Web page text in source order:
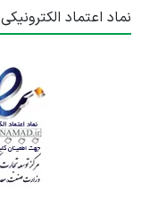
نماد اعتماد الکترونیکی